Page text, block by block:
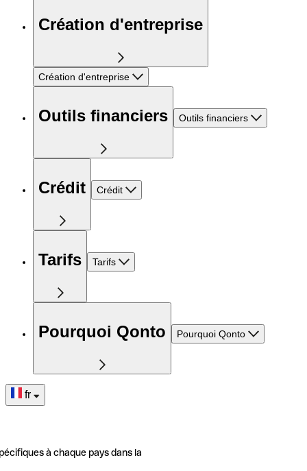
Création d'entreprise
Création d'entreprise
Outils financiers Outils financiers
Crédit Crédit
Tarifs Tarifs
Pourquoi Qonto Pourquoi Qonto
fr
à chaque pays dans la